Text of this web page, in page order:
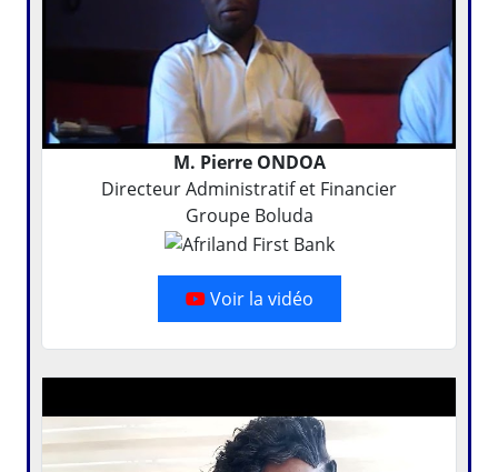
M. Pierre ONDOA
Directeur Administratif et Financier
Groupe Boluda
Voir la vidéo